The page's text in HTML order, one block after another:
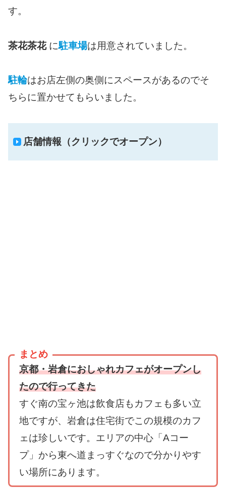
す。
茶花茶花に駐車場は用意されていました。
駐輪はお店左側の奥側にスペースがあるのでそ
ちらに置かせてもらいました。
店舗情報（クリックでオープン）
まとめ
京都・岩倉におしゃれカフェがオープンし
たので行ってきた
すぐ南の宝ヶ池は飲食店もカフェも多い立
地ですが、岩倉は住宅街でこの規模のカフ
ェは珍しいです。エリアの中心「Aコー
プ」から東へ道まっすぐなので分かりやす
い場所にあります。